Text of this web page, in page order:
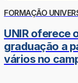
FORMAÇÃO
UNIR oferece
graduação a
vários no